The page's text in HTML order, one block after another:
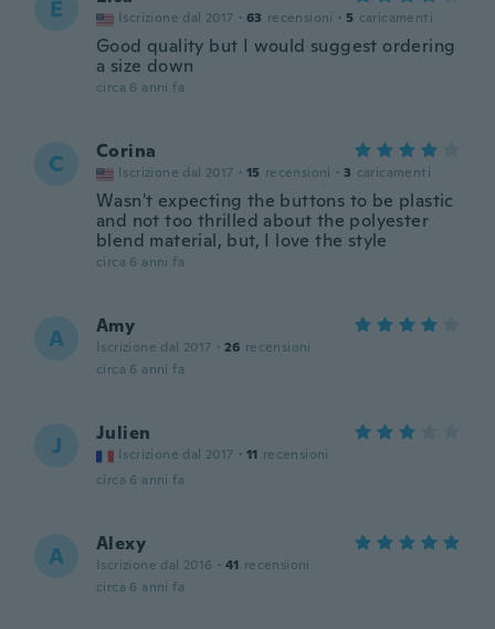
E Iscrizione dal 2017 · 63 recensioni · 5 caricamenti
Good quality but I would suggest ordering
a size down
circa 6 anni fa
C Corina
Iscrizione dal 2017 · 15 recensioni · 3 caricamenti
Wasn't expecting the buttons to be plastic
and not too thrilled about the polyester
blend material, but, I love the style
circa 6 anni fa
A Amy
Iscrizione dal 2017 · 26 recensioni
circa 6 anni fa
J Julien
Iscrizione dal 2017 · 11 recensioni
circa 6 anni fa
A Alexy
Iscrizione dal 2016 · 41 recensioni
circa 6 anni fa